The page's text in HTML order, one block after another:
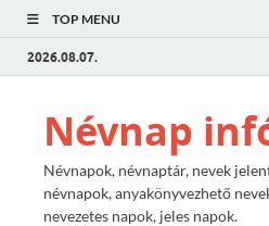
TOP MENU
2026.08.07.
Névnap
Névnapok, névnaptár, nevek
névnapok, anyakönyvezhető
nevezetes napok, jeles napok.